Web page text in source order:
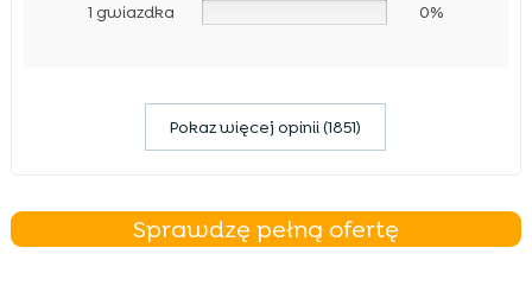
1 gwiazdka 0%
Pokaz więcej opinii (1851)
Sprawdzę pełną ofertę